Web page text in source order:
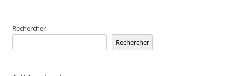
Rechercher
Rechercher